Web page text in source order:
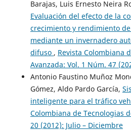
Barajas, Luis Ernesto Neira
Evaluación del efecto de la
crecimiento y rendimiento
mediante un invernadero
difuso , Revista Colombiana
Avanzada: Vol. 1 Núm. 47
Antonio Faustino Muñoz
Gómez, Aldo Pardo García,
inteligente para el tráfico
Colombiana de Tecnologias
20 (2012): Julio – Diciembre